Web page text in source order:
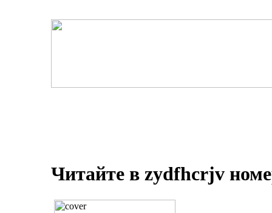
Читайте в zydfhcrjv